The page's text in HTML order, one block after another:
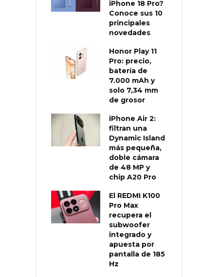
iPhone 18 Pro?
Conoce sus 10
principales
novedades
Honor Play 11
Pro: precio,
batería de
7.000 mAh y
solo 7,34 mm
de grosor
iPhone Air 2:
filtran una
Dynamic Island
más pequeña,
doble cámara
de 48 MP y
chip A20 Pro
El REDMI K100
Pro Max
recupera el
subwoofer
integrado y
apuesta por
pantalla de 185
Hz